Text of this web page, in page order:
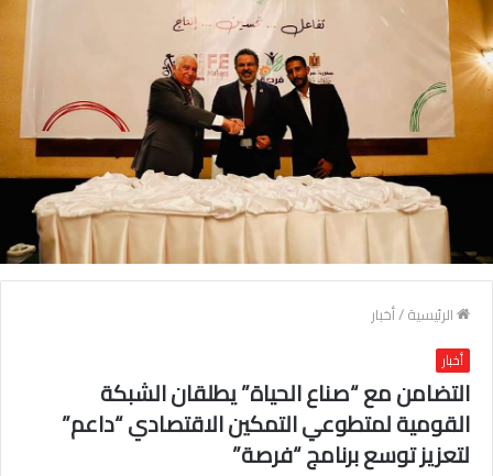
الرئيسية/أخبار
أخبار
التضامن مع “صناع الحياة” يطلقان الشبكة
القومية لمتطوعي التمكين الاقتصادي “داعم”
لتعزيز توسع برنامج “فرصة”